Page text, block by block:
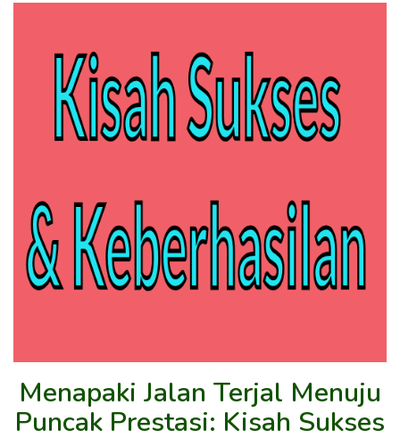
Menapaki Jalan Terjal Menuju
Puncak Prestasi: Kisah Sukses